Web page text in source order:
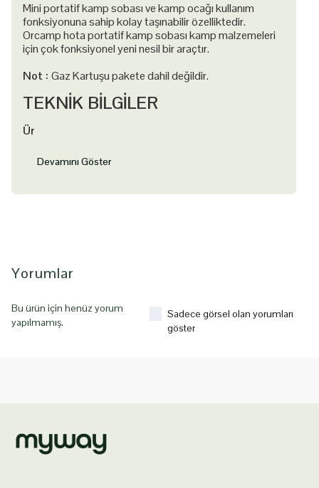
Mini portatif kamp sobası ve kamp ocağı kullanım
fonksiyonuna sahip kolay taşınabilir özelliktedir.
Orcamp hota portatif kamp sobası kamp malzemeleri
için çok fonksiyonel yeni nesil bir araçtır.
Not : Gaz Kartuşu pakete dahil değildir.
TEKNİK BİLGİLER
Ür
Devamını Göster
Yorumlar
Bu ürün için henüz yorum
yapılmamış.
Sadece görsel olan yorumları
göster